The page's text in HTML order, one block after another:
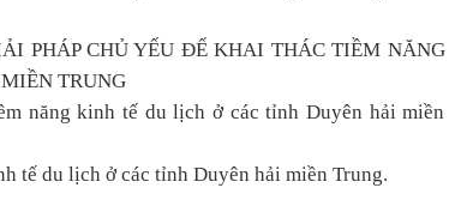
PHÁP CHỦ YẾU ĐỂ KHAI THÁC TIỀM NĂNG
TRUNG
năng kinh tế du lịch ở các tỉnh Duyên hải miền
tế du lịch ở các tỉnh Duyên hải miền Trung.